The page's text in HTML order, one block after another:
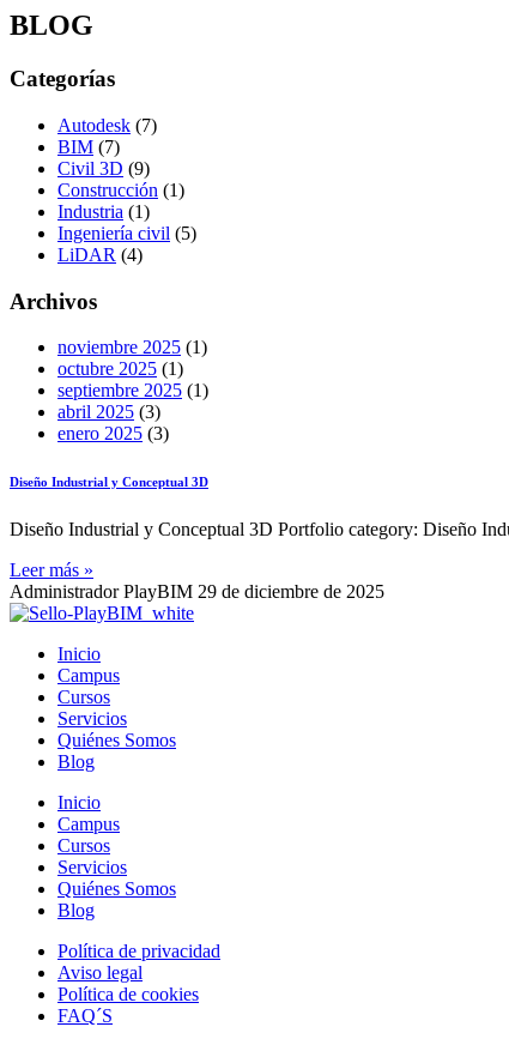
BLOG
Categorías
Autodesk (7)
BIM (7)
Civil 3D (9)
Construcción (1)
Industria (1)
Ingeniería civil (5)
LiDAR (4)
Archivos
noviembre 2025 (1)
octubre 2025 (1)
septiembre 2025 (1)
abril 2025 (3)
enero 2025 (3)
Diseño Industrial y Conceptual 3D
Diseño Industrial y Conceptual 3D Portfolio category: Diseño
Leer más »
Administrador PlayBIM 29 de diciembre de 2025
Inicio
Campus
Cursos
Servicios
Quiénes Somos
Blog
Inicio
Campus
Cursos
Servicios
Quiénes Somos
Blog
Política de privacidad
Aviso legal
Política de cookies
FAQ´S